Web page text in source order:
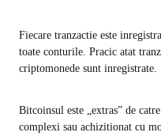
Fiecare tranzactie este
toate conturile. Pracic atat
criptomonede sunt inregistrate.
Bitcoinsul este „extras” de
complexi sau achizitionat cu